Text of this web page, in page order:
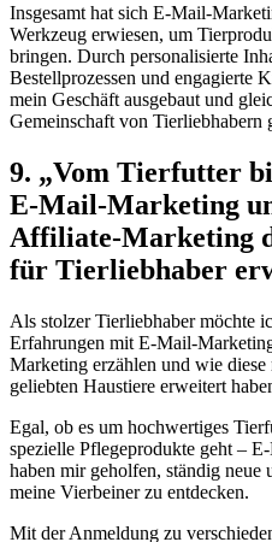
Insgesamt hat sich‌ E-Mail-
Werkzeug erwiesen, um
bringen. Durch‌ personalisierte
Bestellprozessen und engagierte
mein Geschäft ausgebaut und
Gemeinschaft von Tierliebhabern
9. „Vom Tierfutter
E-Mail-Marketing
Affiliate-Marketing
für Tierliebhaber
Als stolzer Tierliebhaber möchte
Erfahrungen mit E-Mail-
Marketing erzählen ‍und wie
geliebten Haustiere erweitert⁢
Egal, ob es um hochwertiges
spezielle Pflegeprodukte geht –
haben mir​ geholfen, ständig neue
meine Vierbeiner zu entdecken.
Mit der Anmeldung‌ zu